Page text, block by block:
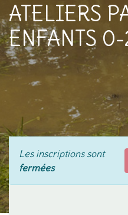
ATELIERS
ENFANTS
Les inscriptions sont
fermées